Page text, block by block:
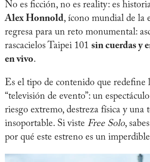
No es ficción, no es reality: es
Alex Honnold, ícono mundial de la
regresa para un reto monumental:
rascacielos Taipei 101 sin cuerdas y
en vivo.
Es el tipo de contenido que redefine
“televisión de evento”: un
riesgo extremo, destreza física y una
insoportable. Si viste Free Solo,
por qué este estreno es un